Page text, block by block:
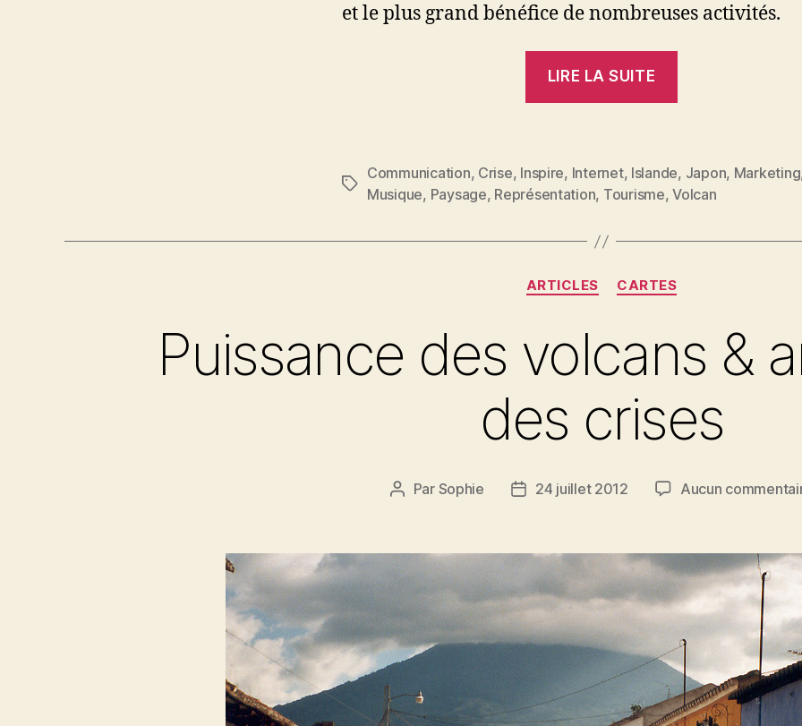
et le plus grand bénéfice de nombreuses activités.
LIRE LA SUITE
musical
au
la
du
monde
Étiquettes
Communication, Crise, Inspire, Internet, Islande, Japon, Marketing
Musique, Paysage, Représentation, Tourisme,Volcan
Catégories
ARTICLES CARTES
Puissance des volcans &
des crises
Auteur
Par Sophie
Date24 juillet 2012 Aucun